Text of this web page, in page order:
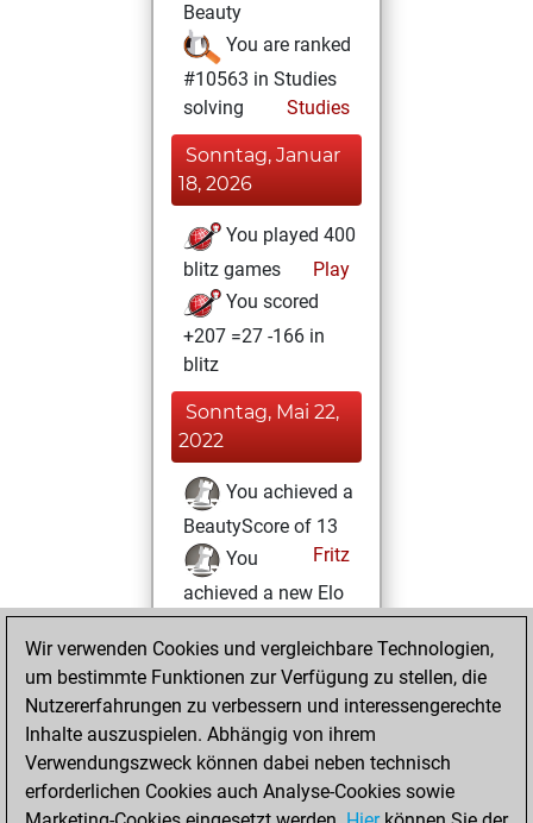
Beauty
You are ranked
#10563 in Studies
solving
Studies
Sonntag, Januar
18, 2026
You played 400
blitz games
Play
You scored
+207 =27 -166 in
blitz
Sonntag, Mai 22,
2022
You achieved a
BeautyScore of 13
Fritz
You
achieved a new Elo
of 1593
Sonntag, März 6,
2022
You created
your Fritz account
Fritz
Wir verwenden Cookies und vergleichbare Technologien,
um bestimmte Funktionen zur Verfügung zu stellen, die
Nutzererfahrungen zu verbessern und interessengerechte
Inhalte auszuspielen. Abhängig von ihrem
Verwendungszweck können dabei neben technisch
erforderlichen Cookies auch Analyse-Cookies sowie